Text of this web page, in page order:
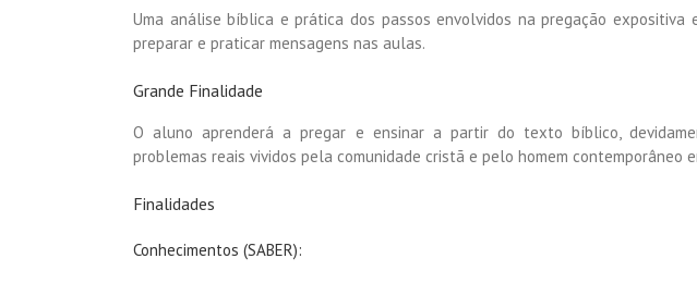
Uma análise bíblica e prática dos passos envolvidos na pregação expositiva
preparar e praticar mensagens nas aulas.
Grande Finalidade
O aluno aprenderá a pregar e ensinar a partir do texto bíblico,
problemas reais vividos pela comunidade cristã e pelo homem contemporâneo
Finalidades
Conhecimentos (SABER):